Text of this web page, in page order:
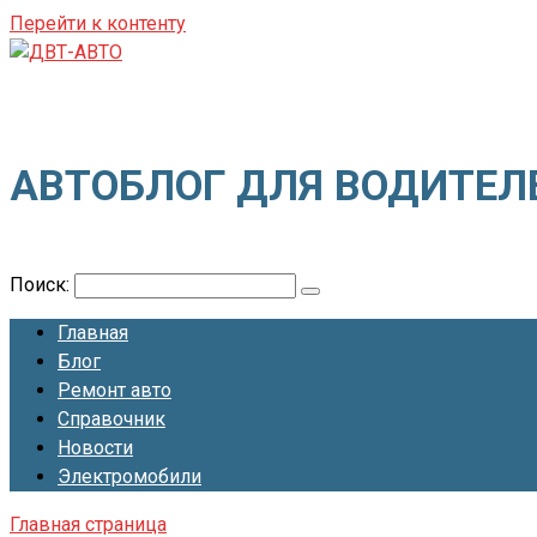
Перейти к контенту
АВТОБЛОГ ДЛЯ
Поиск:
Главная
Блог
Ремонт авто
Справочник
Новости
Электромобили
Главная страница